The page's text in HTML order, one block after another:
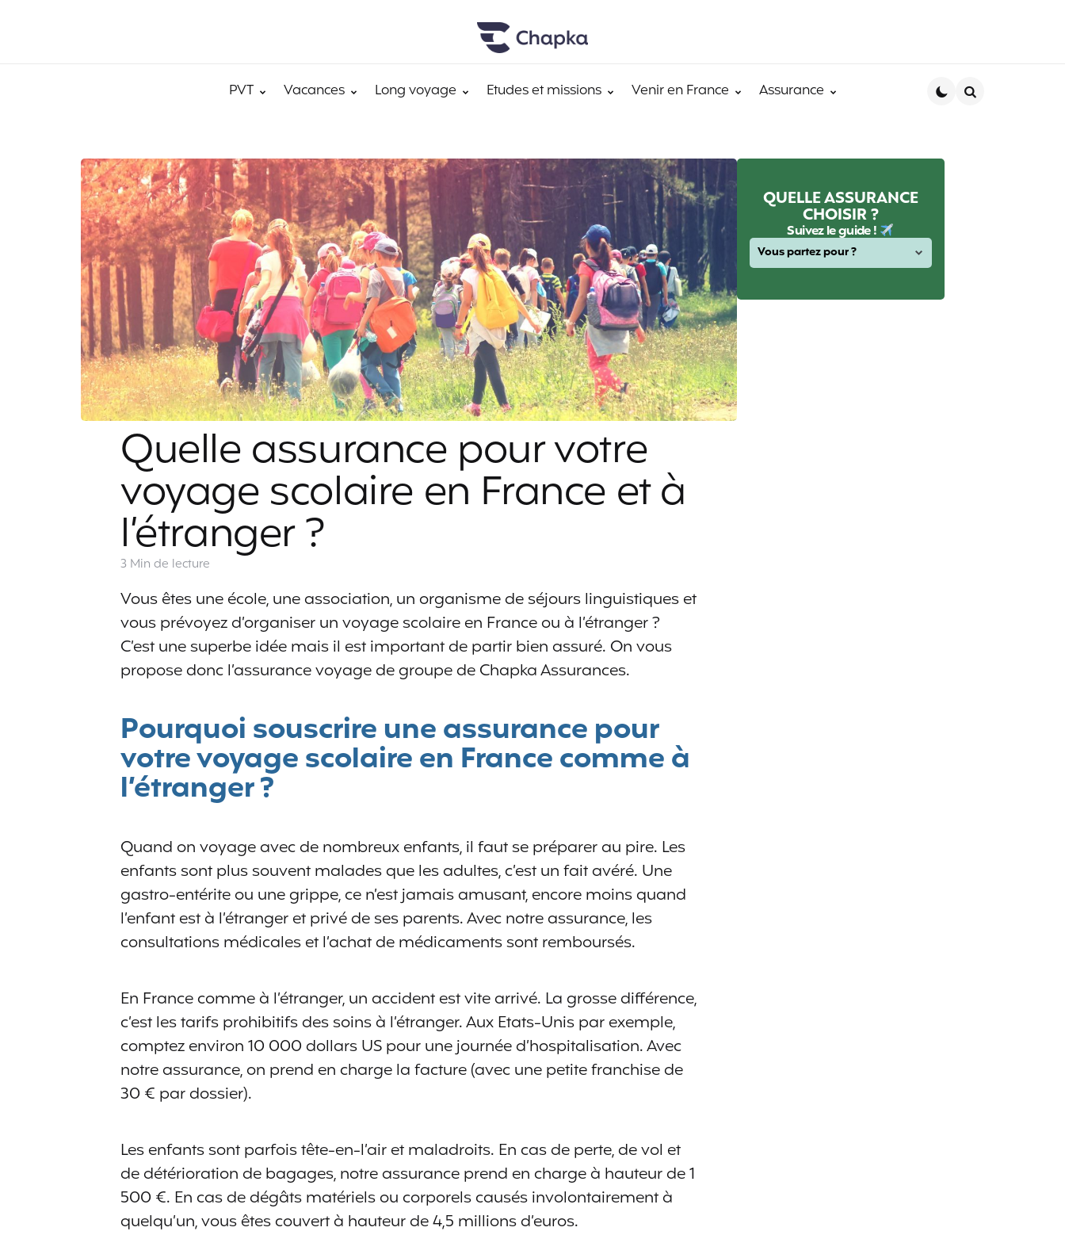
PVT Vacances Long voyage Etudes et missions Venir en France Assurance
Quelle assurance pour votre
voyage scolaire en France et à
l’étranger ?
3 Min de lecture
Vous êtes une école, une association, un organisme de séjours linguistiques et
vous prévoyez d’organiser un voyage scolaire en France ou à l’étranger ?
C’est une superbe idée mais il est important de partir bien assuré. On vous
propose donc l’assurance voyage de groupe de Chapka Assurances.
Pourquoi souscrire une assurance pour
votre voyage scolaire en France comme à
l’étranger ?
Quand on voyage avec de nombreux enfants, il faut se préparer au pire. Les
enfants sont plus souvent malades que les adultes, c’est un fait avéré. Une
gastro-entérite ou une grippe, ce n’est jamais amusant, encore moins quand
l’enfant est à l’étranger et privé de ses parents. Avec notre assurance, les
consultations médicales et l’achat de médicaments sont remboursés.
En France comme à l’étranger, un accident est vite arrivé. La grosse différence,
c’est les tarifs prohibitifs des soins à l’étranger. Aux Etats-Unis par exemple,
comptez environ 10 000 dollars US pour une journée d’hospitalisation. Avec
notre assurance, on prend en charge la facture (avec une petite franchise de
30 € par dossier).
Les enfants sont parfois tête-en-l’air et maladroits. En cas de perte, de vol et
de détérioration de bagages, notre assurance prend en charge à hauteur de 1
500 €. En cas de dégâts matériels ou corporels causés involontairement à
quelqu’un, vous êtes couvert à hauteur de 4,5 millions d’euros.
QUELLE ASSURANCE
CHOISIR ?
Suivez le guide !